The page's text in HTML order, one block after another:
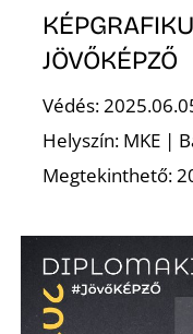
JÖVŐKÉPZŐ
Védés:
Helyszín: MKE |
Megtekinthető: